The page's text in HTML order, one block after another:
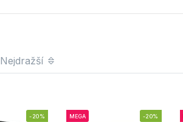
Nejdražší
-20% MEGA -20%